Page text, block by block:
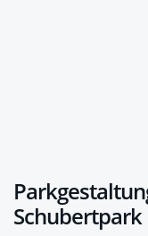
Schubertpark